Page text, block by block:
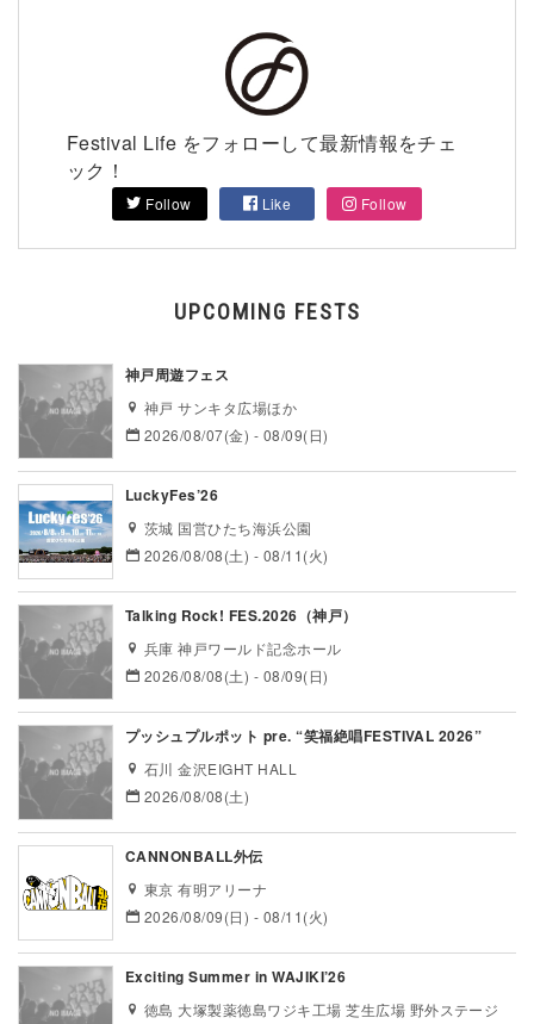
Festival Life をフォローして最新情報をチェ
ック！
Follow Like Follow
UPCOMING FESTS
神戸周遊フェス
神戸 サンキタ広場ほか
2026/08/07(金) - 08/09(日)
LuckyFes’26
茨城 国営ひたち海浜公園
2026/08/08(土) - 08/11(火)
Talking Rock! FES.2026（神戸）
兵庫 神戸ワールド記念ホール
2026/08/08(土) - 08/09(日)
プッシュプルポット pre. “笑福絶唱FESTIVAL 2026”
石川 金沢EIGHT HALL
2026/08/08(土)
CANNONBALL外伝
東京 有明アリーナ
2026/08/09(日) - 08/11(火)
Exciting Summer in WAJIKI’26
徳島 大塚製薬徳島ワジキ工場 芝生広場 野外ステージ